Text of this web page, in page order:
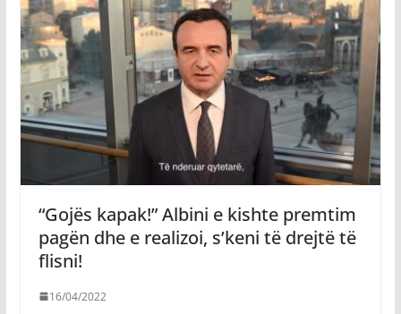
“Gojës kapak!” Albini e kishte premtim
pagën dhe e realizoi, s’keni të drejtë të
flisni!
16/04/2022